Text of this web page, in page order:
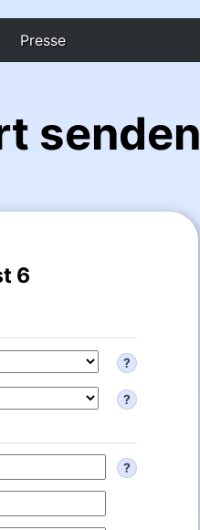
Presse
senden
6
?
?
?